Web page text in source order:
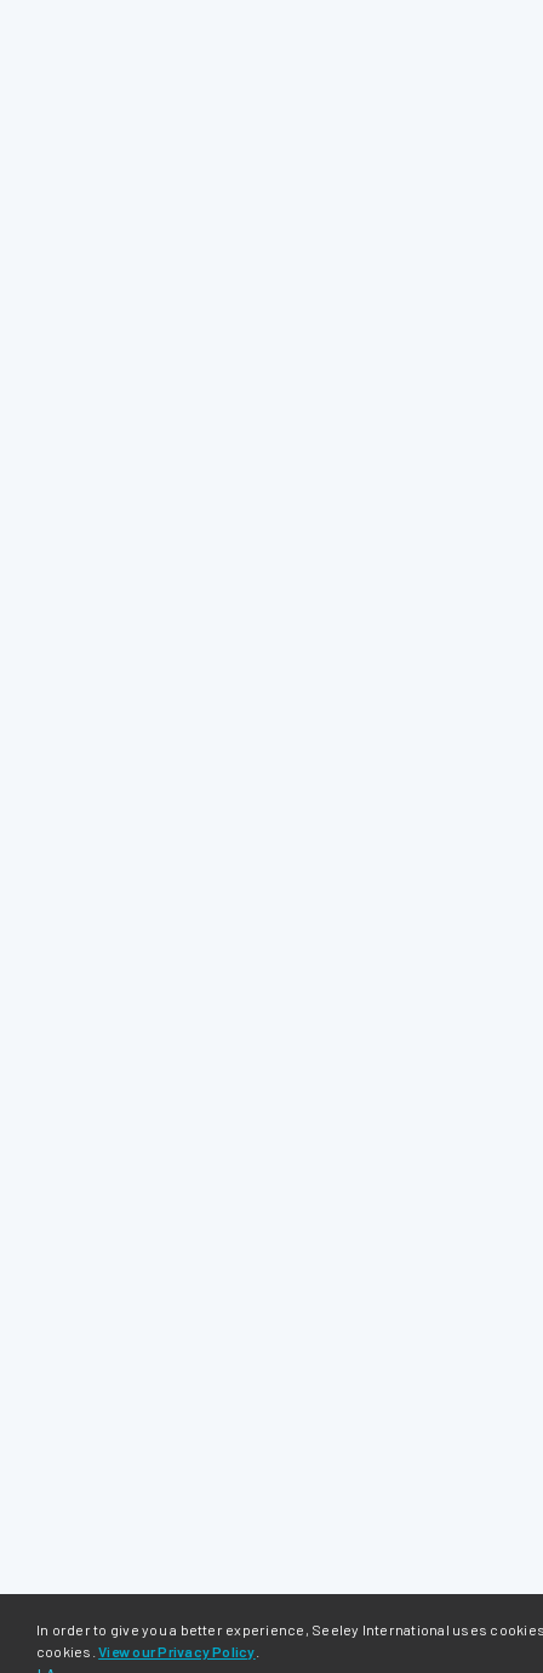
In order to give you a better experience, Seeley International uses
cookies.View our Privacy Policy